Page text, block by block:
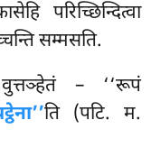
परिच्छिन्दित्वा
सम्मसति.
– ‘‘रूपं
ति (पटि. म.